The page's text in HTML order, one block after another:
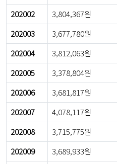
202002
3,804,367원
202003
3,677,780원
202004
3,812,063원
202005
3,378,804원
202006
3,681,817원
202007
4,078,117원
202008
3,715,775원
202009
3,689,933원